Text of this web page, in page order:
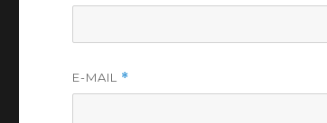
E-MAIL *